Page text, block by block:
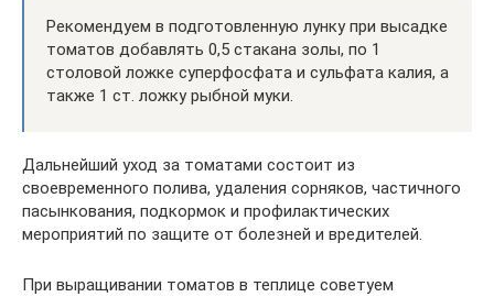
Рекомендуем в подготовленную лунку при высадке
томатов добавлять 0,5 стакана золы, по 1
столовой ложке суперфосфата и сульфата калия, а
также 1 ст. ложку рыбной муки.
Дальнейший уход за томатами состоит из
своевременного полива, удаления сорняков, частичного
пасынкования, подкормок и профилактических
мероприятий по защите от болезней и вредителей.
При выращивании томатов в теплице советуем